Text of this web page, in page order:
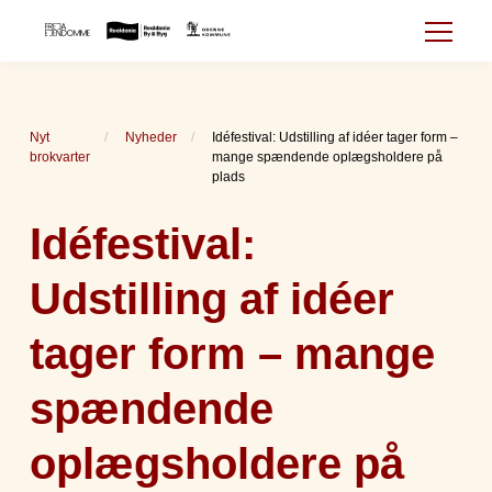
Nyt
brokvarter
Nyheder
Idéfestival: Udstilling af idéer tager form –
mange spændende oplægsholdere på
plads
Idéfestival:
Udstilling af idéer
tager form – mange
spændende
oplægsholdere på